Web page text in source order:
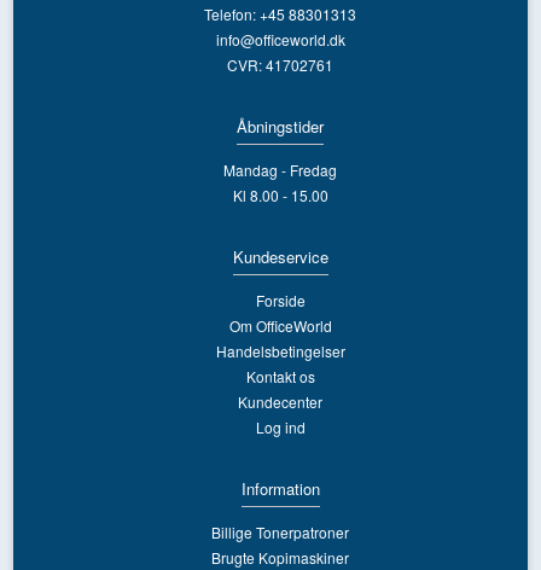
Telefon: +45 88301313
info@officeworld.dk
CVR: 41702761
Åbningstider
Mandag - Fredag
Kl 8.00 - 15.00
Kundeservice
Forside
Om OfficeWorld
Handelsbetingelser
Kontakt os
Kundecenter
Log ind
Information
Billige Tonerpatroner
Brugte Kopimaskiner